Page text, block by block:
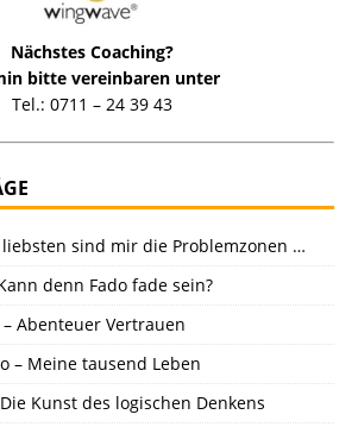
Nächstes Coaching?
bitte vereinbaren unter
Tel.: 0711 – 24 39 43
liebsten sind mir die Problemzonen …
denn Fado fade sein?
Abenteuer Vertrauen
– Meine tausend Leben
Kunst des logischen Denkens